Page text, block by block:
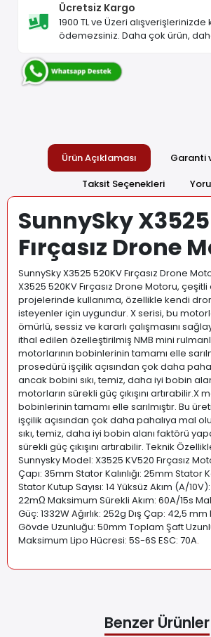
Ücretsiz Kargo
1900 TL ve Üzeri
ödemezsiniz. Daha çok ürün,
Ürün Açıklaması
Garanti
Taksit Seçenekleri
SunnySky
Fırçasız Drone
SunnySky X3525 520KV Fırçasız Drone
X3525 520KV Fırçasız Drone Motoru, çeşitli
projelerinde kullanıma, özellikle kendi
isteyenler için uygundur. X serisi, bu
ömürlü, sessiz ve kararlı çalışmasını
ithal edilen özelleştirilmiş NMB mini
motorlarının bobinlerinin tamamı elle
prosedürü işçilik açısından çok daha
ancak bobini sıkı, temiz, daha iyi bobin
motorların sürekli güç çıkışını artırabilir.X
bobinlerinin tamamı elle sarılmıştır. Bu
işçilik açısından çok daha pahalıya mal
sıkı, temiz, daha iyi bobin alanı faktörü
sürekli güç çıkışını artırabilir. Teknik
Sunnysky Model: X3525 KV520 Fırçasız
Çapı: 35mm Stator Kalınlığı: 25mm Stator
Stator Kutup Sayısı: 14 Yüksüz Akım (A/
22mΩ Maksimum Sürekli Akım: 60A/15s
Güç: 1332W Ağırlık: 252g Dış Çap: 42,5
Gövde Uzunluğu: 50mm Toplam Şaft
Maksimum Lipo Hücresi: 5S-6S ESC: 70A.
Benzer Ürünler